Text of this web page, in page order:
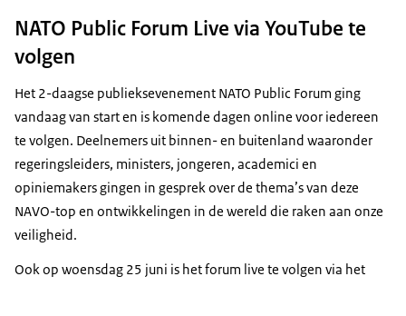
NATO Public Forum Live via YouTube te
volgen
Het 2-daagse publieksevenement NATO Public Forum ging
vandaag van start en is komende dagen online voor iedereen
te volgen. Deelnemers uit binnen- en buitenland waaronder
regeringsleiders, ministers, jongeren, academici en
opiniemakers gingen in gesprek over de thema’s van deze
NAVO-top en ontwikkelingen in de wereld die raken aan onze
veiligheid.
Ook op woensdag 25 juni is het forum live te volgen via het